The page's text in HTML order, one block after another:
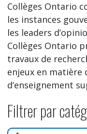
Collèges Ontario
les instances
les leaders
Collèges Ontario
travaux de
enjeux en
d’enseignement
Filtrer par